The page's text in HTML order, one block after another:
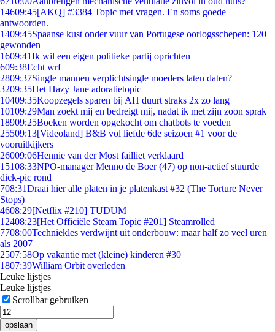
14609:45[AKQ] #3384 Topic met vragen. En soms goede
antwoorden.
1409:45Spaanse kust onder vuur van Portugese oorlogsschepen: 120
gewonden
1609:41Ik wil een eigen politieke partij oprichten
609:38Echt wrf
2809:37Single mannen verplichtsingle moeders laten daten?
3209:35Het Hazy Jane adoratietopic
10409:35Koopzegels sparen bij AH duurt straks 2x zo lang
10109:29Man zoekt mij en bedreigt mij, nadat ik met zijn zoon sprak
18909:25Boeken worden opgekocht om chatbots te voeden
25509:13[Videoland] B&B vol liefde 6de seizoen #1 voor de
vooruitkijkers
26009:06Hennie van der Most failliet verklaard
15108:33NPO-manager Menno de Boer (47) op non-actief stuurde
dick-pic rond
708:31Draai hier alle platen in je platenkast #32 (The Torture Never
Stops)
4608:29[Netflix #210] TUDUM
12408:23[Het Officiële Steam Topic #201] Steamrolled
7708:00Techniekles verdwijnt uit onderbouw: maar half zo veel uren
als 2007
2507:58Op vakantie met (kleine) kinderen #30
1807:39William Orbit overleden
Leuke lijstjes
Leuke lijstjes
Scrollbar gebruiken
opslaan